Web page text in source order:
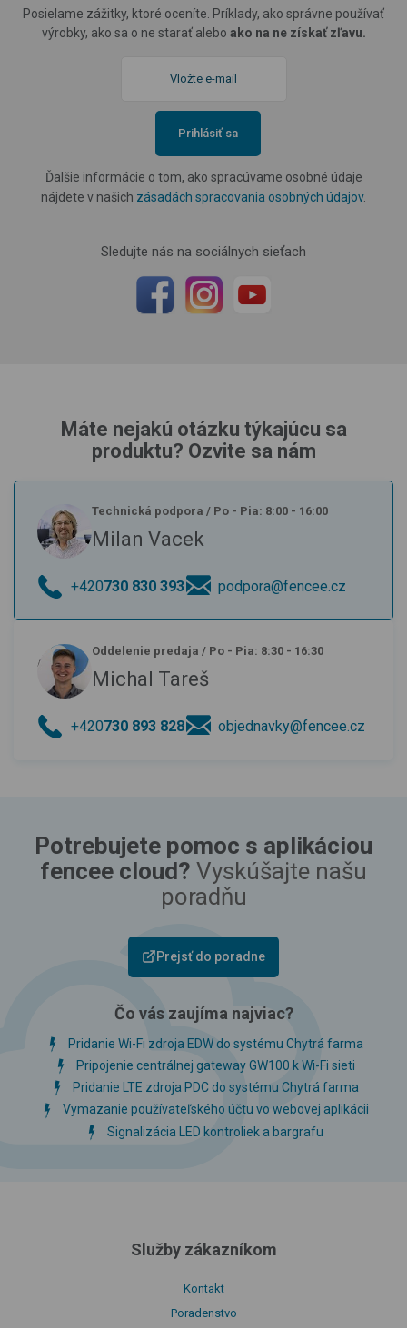
Posielame zážitky, ktoré oceníte. Príklady, ako správne používať
výrobky, ako sa o ne starať alebo ako na ne získať zľavu.
Prihlásiť sa
Ďalšie informácie o tom, ako spracúvame osobné údaje
nájdete v našich zásadách spracovania osobných údajov.
Sledujte nás na sociálnych sieťach
Máte nejakú otázku týkajúcu sa
produktu? Ozvite sa nám
Technická podpora / Po - Pia: 8:00 - 16:00
Milan Vacek
+420730 830 393 podpora@fencee.cz
Oddelenie predaja / Po - Pia: 8:30 - 16:30
Michal Tareš
+420730 893 828 objednavky@fencee.cz
Potrebujete pomoc s aplikáciou
fencee cloud? Vyskúšajte našu
poradňu
Prejsť do poradne
Čo vás zaujíma najviac?
Pridanie Wi-Fi zdroja EDW do systému Chytrá farma
Pripojenie centrálnej gateway GW100 k Wi-Fi sieti
Pridanie LTE zdroja PDC do systému Chytrá farma
Vymazanie používateľského účtu vo webovej aplikácii
Signalizácia LED kontroliek a bargrafu
Služby zákazníkom
Kontakt
Poradenstvo